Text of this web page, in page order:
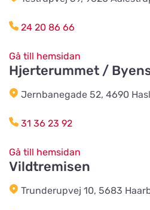
Frestensfällevägen 64
Åkerängstavägen 2
Lunnvägen 7
Djurhuset i Mariefred
24 20 86 66
Gå till hemsidan
Hjerterummet /
Jernbanegade 52, 4690
31 36 23 92
Gå till hemsidan
Vildtremisen
Trunderupvej 10, 5683